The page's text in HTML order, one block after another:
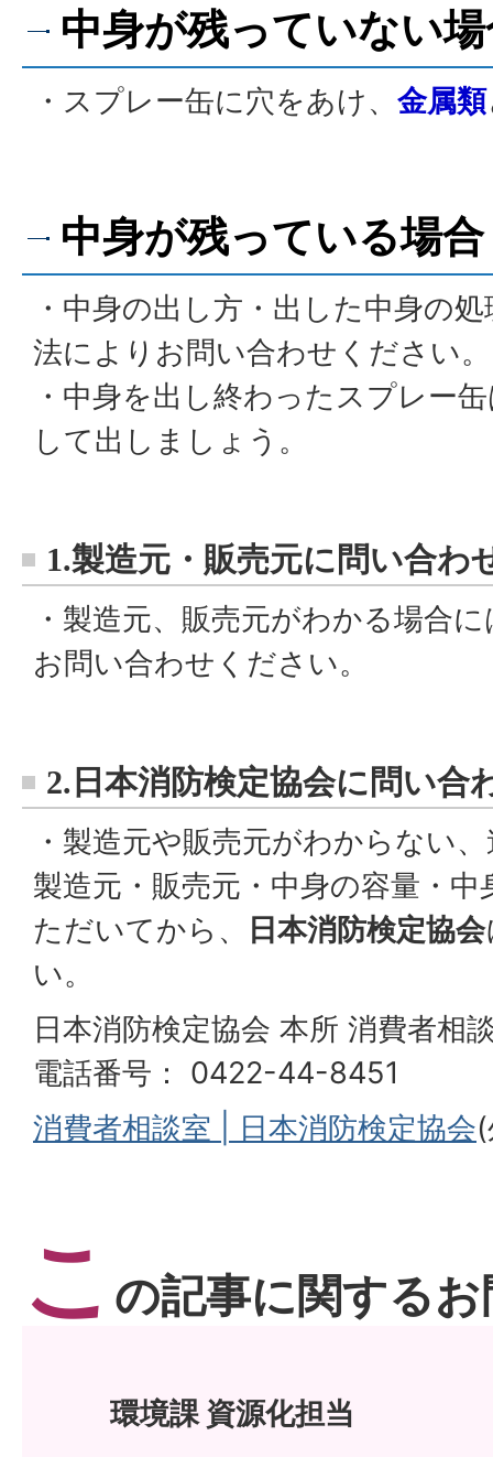
中身が残っていない
・スプレー缶に穴をあけ、 金属類
中身が残っている場合
・中身の出し方・出した中身の
法によりお問い合わせください。
・中身を出し終わったスプレー
して出しましょう。
1.製造元・販売元に問い合わ
・製造元、販売元がわかる場合
お問い合わせください。
2.日本消防検定協会に問い合
・製造元や販売元がわからない
製造元・販売元・中身の容量・
ただいてから、
日本消防検定協会
い。
日本消防検定協会 本所 消費者相
電話番号： 0422-44-8451
消費者相談室 | 日本消防検定協会
こ の記事に関する
環境課 資源化担当